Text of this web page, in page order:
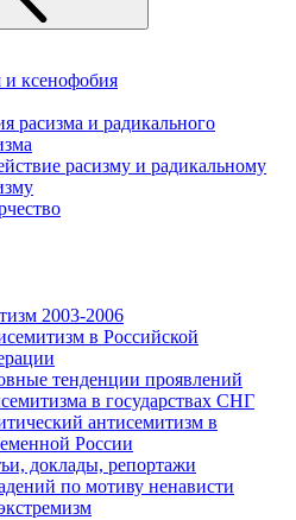
ксенофобия
расизма и радикального
расизму и радикальному
2003-2006
в Российской
тенденции проявлений
в государствах СНГ
антисемитизм в
России
доклады, репортажи
по мотиву ненависти